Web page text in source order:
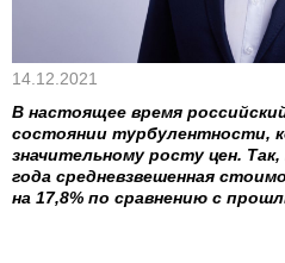
14.12.2021
В настоящее время
состоянии турбулентности,
значительному росту цен.
года средневзвешенная
на 17,8% по сравнению с